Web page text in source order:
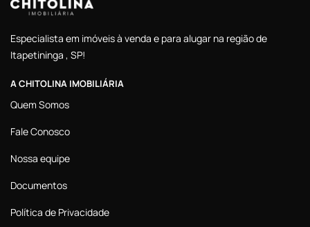
Especialista em imóveis à venda e para alugar na região de
Itapetininga , SP!
A CHITOLINA IMOBILIÁRIA
Quem Somos
Fale Conosco
Nossa equipe
Documentos
Política de Privacidade